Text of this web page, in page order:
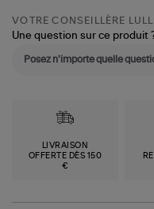
VOTRE CONSEILLÈRE LULLI
Une question sur ce produit
LIVRAISON
OFFERTE DÈS 150
€